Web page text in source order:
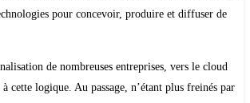
pour concevoir, produire et diffuser de
de nombreuses entreprises, vers le cloud
cette logique. Au passage, n’étant plus freinés par